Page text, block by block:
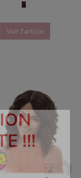
Voir l'article
!!!